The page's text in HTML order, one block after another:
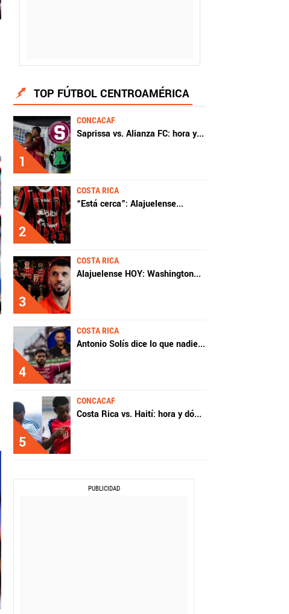
TOP FÚTBOL CENTROAMÉRICA
1
CONCACAF
Saprissa vs. Alianza FC: hora y...
2
COSTA RICA
“Está cerca”: Alajuelense...
3
COSTA RICA
Alajuelense HOY: Washington...
4
COSTA RICA
Antonio Solís dice lo que nadie...
5
CONCACAF
Costa Rica vs. Haití: hora y dó...